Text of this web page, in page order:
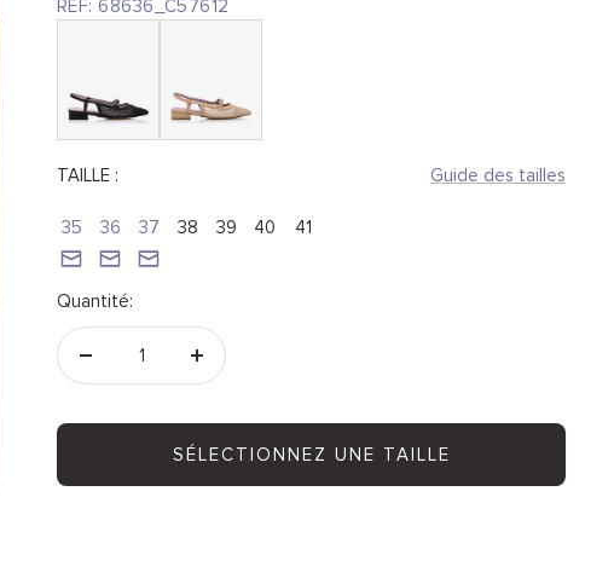
REF: 68636_C57612
TAILLE : Guide des tailles
35 36 37 38 39 40 41
Quantité:
Augmenter
SÉLECTIONNEZ UNE TAILLE